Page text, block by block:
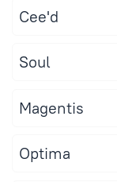
Cee'd
Soul
Magentis
Optima